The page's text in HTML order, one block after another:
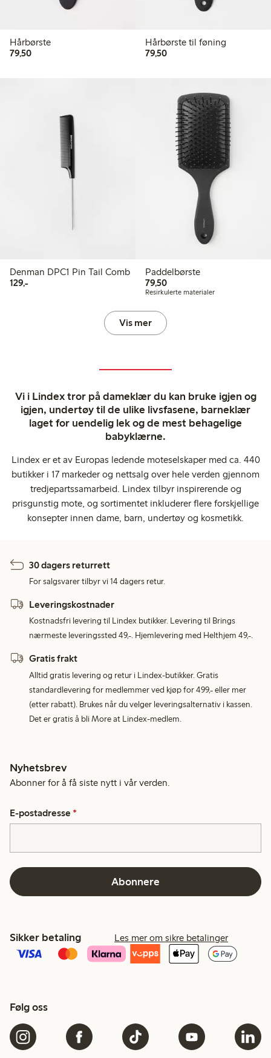
Hårbørste
79,5079,50 kr
Hårbørste til føning
79,5079,50 kr
Denman DPC1 Pin Tail Comb
129,-129,00 kr
Paddelbørste
79,5079,50 kr
Resirkulerte materialer
Vis mer
Vi i Lindex tror på dameklær du kan bruke igjen og
igjen, undertøy til de ulike livsfasene, barneklær
laget for uendelig lek og de mest behagelige
babyklærne.
Lindex er et av Europas ledende moteselskaper med ca. 440
butikker i 17 markeder og nettsalg over hele verden gjennom
tredjepartssamarbeid. Lindex tilbyr inspirerende og
prisgunstig mote, og sortimentet inkluderer flere forskjellige
konsepter innen dame, barn, undertøy og kosmetikk.
30 dagers returrett
For salgsvarer tilbyr vi 14 dagers retur.
Leveringskostnader
Kostnadsfri levering til Lindex butikker. Levering til Brings
nærmeste leveringssted 49,-. Hjemlevering med Helthjem 49,-.
Gratis frakt
Alltid gratis levering og retur i Lindex-butikker. Gratis
standardlevering for medlemmer ved kjøp for 499,- eller mer
(etter rabatt). Brukes når du velger leveringsalternativ i kassen.
Det er gratis å bli More at Lindex-medlem.
Nyhetsbrev
Abonner for å få siste nytt i vår verden.
E-postadresse *
Abonnere
Sikker betaling Les mer om sikre betalinger
Følg oss